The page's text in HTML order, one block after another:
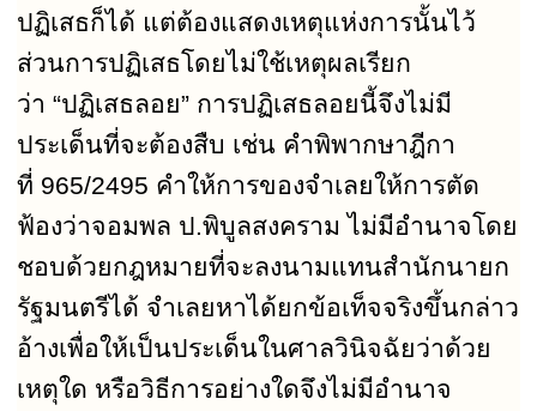
ปฏิเสธก็ได้ แต่ต้องแสดงเหตุแห่งการนั้นไว้
ส่วนการปฏิเสธโดยไม่ใช้เหตุผลเรียก
ว่า “ปฏิเสธลอย” การปฏิเสธลอยนี้จึงไม่มี
ประเด็นที่จะต้องสืบ เช่น คำพิพากษาฎีกา
ที่ 965/2495 คำให้การของจำเลยให้การตัด
ฟ้องว่าจอมพล ป.พิบูลสงคราม ไม่มีอำนาจโดย
ชอบด้วยกฎหมายที่จะลงนามแทนสำนักนายก
รัฐมนตรีได้ จำเลยหาได้ยกข้อเท็จจริงขึ้นกล่าว
อ้างเพื่อให้เป็นประเด็นในศาลวินิจฉัยว่าด้วย
เหตุใด หรือวิธีการอย่างใดจึงไม่มีอำนาจ